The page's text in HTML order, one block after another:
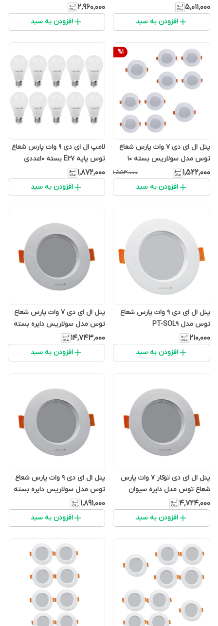
عددی
۵٬۰۱۱٬۰۰۰
افزودن به سبد
10 عددی
۲٬۹۶۰٬۰۰۰
افزودن به سبد
%1
پنل ال ای دی 7 وات پارس شعاع
توس مدل سولاریس بسته 10
عددی
۱٬۵۲۲٬۰۰۰ ۱٬۵۵۳٬۰۰۰
افزودن به سبد
لامپ ال ای دی 9 وات پارس شعاع
توس پایه E27 بسته 10عددی
۱٬۸۷۲٬۰۰۰
افزودن به سبد
پنل ال ای دی 9 وات پارس شعاع
توس مدل PT-SOL9
۲۱۰٬۰۰۰
افزودن به سبد
پنل ال ای دی 7 وات پارس شعاع
توس مدل سولاریس دایره بسته
100 عددی
۱۴٬۷۴۳٬۰۰۰
افزودن به سبد
پنل ال ای دی توکار 7 وات پارس
شعاع توس مدل دایره سیوان
بسته 10 عددی
۴٬۷۲۴٬۰۰۰
افزودن به سبد
پنل ال ای دی 9 وات پارس شعاع
توس مدل سولاریس دایره بسته
10 عددی
۱٬۸۹۱٬۰۰۰
افزودن به سبد